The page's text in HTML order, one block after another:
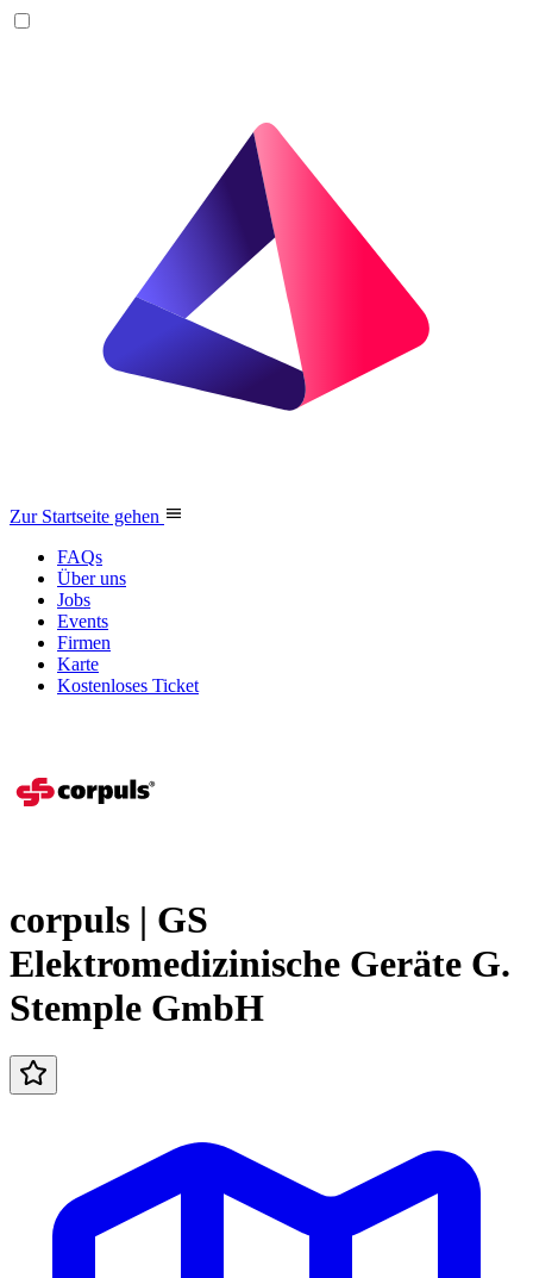
Zur Startseite gehen
FAQs
Über uns
Jobs
Events
Firmen
Karte
Kostenloses Ticket
corpuls | GS
Elektromedizinische Geräte G.
Stemple GmbH